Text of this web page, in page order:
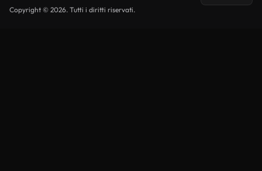
Copyright © 2026. Tutti i diritti riservati.